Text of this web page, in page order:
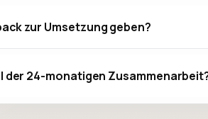
zur Umsetzung geben?
der 24-monatigen